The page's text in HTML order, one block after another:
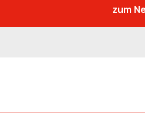
zum